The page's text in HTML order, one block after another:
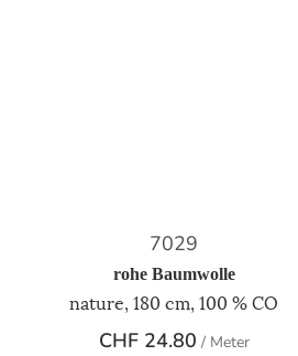
7029
rohe Baumwolle
nature, 180 cm, 100 % CO
CHF24.80 / Meter